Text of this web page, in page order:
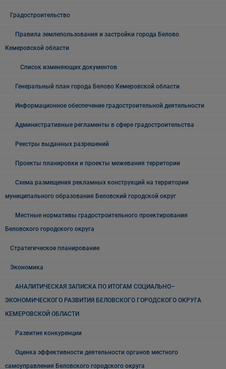
Градостроительство
Правила землепользования и застройки города Белово
Кемеровской области
Список изменяющих документов
Генеральный план города Белово Кемеровской области
Информационное обеспечение градостроительной деятельности
Административные регламенты в сфере градостроительства
Реестры выданных разрешений
Проекты планировки и проекты межевания территории
Схема размещения рекламных конструкций на территории
муниципального образования Беловский городской округ
Местные нормативы градостроительного проектирования
Беловского городского округа
Стратегическое планирование
Экономика
АНАЛИТИЧЕСКАЯ ЗАПИСКА ПО ИТОГАМ СОЦИАЛЬНО–
ЭКОНОМИЧЕСКОГО РАЗВИТИЯ БЕЛОВСКОГО ГОРОДСКОГО ОКРУГА
КЕМЕРОВСКОЙ ОБЛАСТИ
Развитие конкуренции
Оценка эффективности деятельности органов местного
самоуправления Беловского городского округа